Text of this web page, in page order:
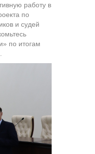
работу в
по
и судей
по итогам